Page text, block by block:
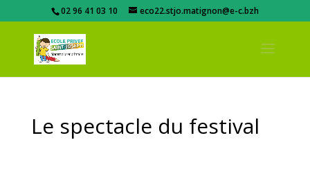
02 96 41 03 10 eco22.stjo.matignon@e-c.bzh
Le spectacle du festival